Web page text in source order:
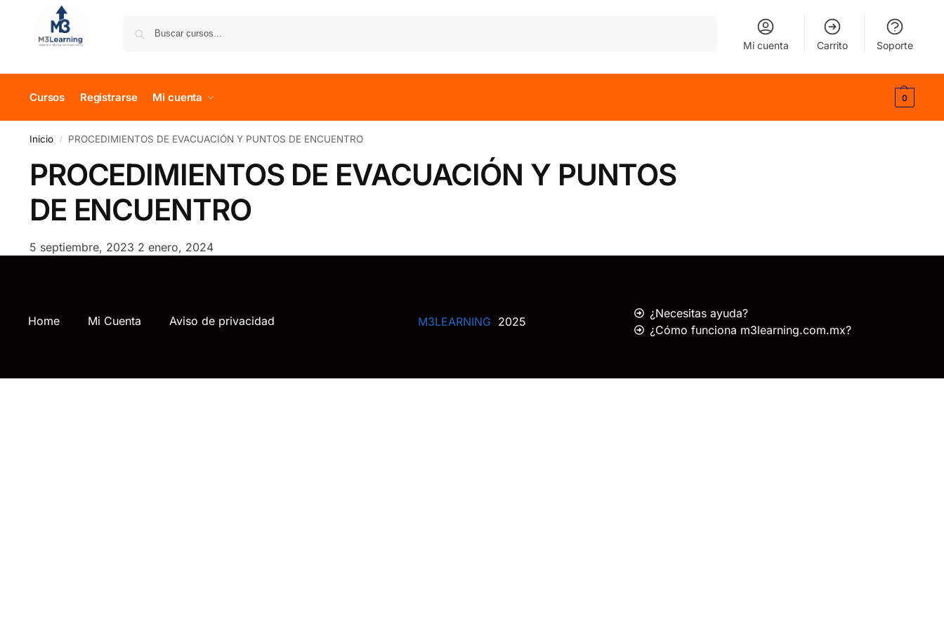
Mi cuenta Carrito Soporte
Cursos Registrarse Mi cuenta 0
Inicio / PROCEDIMIENTOS DE EVACUACIÓN Y PUNTOS DE ENCUENTRO
PROCEDIMIENTOS DE EVACUACIÓN Y PUNTOS
DE ENCUENTRO
5 septiembre, 2023 2 enero, 2024
Home Mi Cuenta Aviso de privacidad M3LEARNING 2025
¿Necesitas ayuda?
¿Cómo funciona m3learning.com.mx?